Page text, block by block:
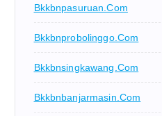
Bkkbnpasuruan.com
Bkkbnprobolinggo.com
Bkkbnsingkawang.com
Bkkbnbanjarmasin.com